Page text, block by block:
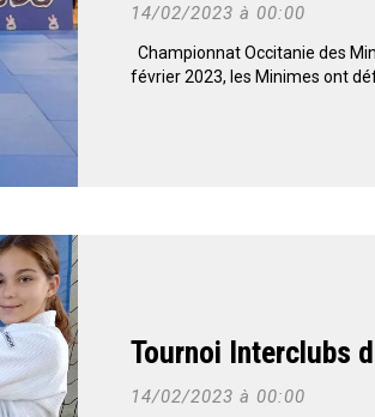
14/02/2023 à 00:00
Championnat Occitanie des
février 2023, les Minimes ont
Tournoi Interclubs
14/02/2023 à 00:00